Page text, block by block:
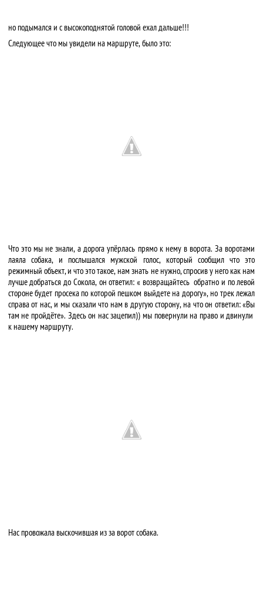
но подымался и с высокоподнятой головой ехал дальше!!!
Следующее что мы увидели на маршруте, было это:
Что это мы не знали, а дорога упёрлась прямо к нему в ворота. За воротами
лаяла собака, и послышался мужской голос, который сообщил что это
режимный объект, и что это такое, нам знать не нужно, спросив у него как нам
лучше добраться до Сокола, он ответил: « возвращайтесь обратно и по левой
стороне будет просека по которой пешком выйдете на дорогу», но трек лежал
справа от нас, и мы сказали что нам в другую сторону, на что он ответил: «Вы
там не пройдёте». Здесь он нас зацепил)) мы повернули на право и двинули
к нашему маршруту.
Нас провожала выскочившая из за ворот собака.